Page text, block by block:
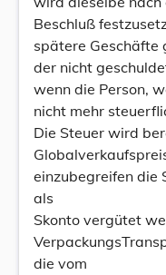
Beschluß
spätere Geschäfte
der nicht
wenn die Person,
nicht mehr
Die Steuer wird
einzubegreifen die
als
Skonto vergütet
die vom